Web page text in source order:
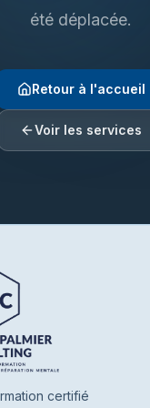
été déplacée.
Retour à l'accueil
Voir les services
SPC
ligne
! Je suis Henrie votre
Parlez-moi de vous ou
cherchez, je vous
certifié